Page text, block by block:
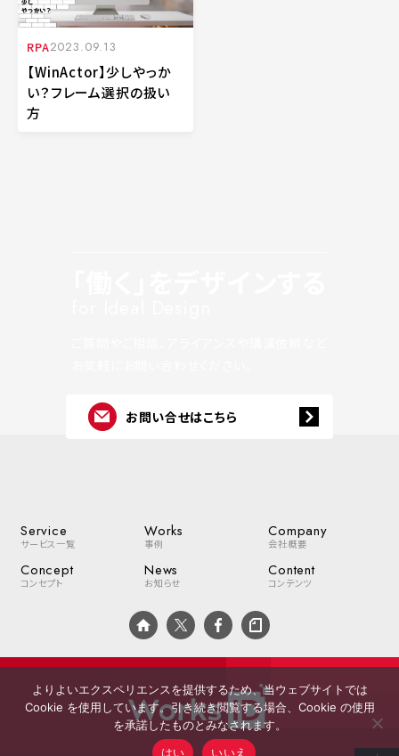
RPA2023.09.13
【WinActor】少しやっか
い？フレーム選択の扱い
方
お問い合せはこちら
Service
サービス一覧
Works
事例
Company
会社概要
Concept
コンセプト
News
お知らせ
Content
コンテンツ
よりよいエクスペリエンスを提供するため、当ウェブサイトでは
Cookie を使用しています。引き続き閲覧する場合、Cookie の使用
を承諾したものとみなされます。
はい
いいえ